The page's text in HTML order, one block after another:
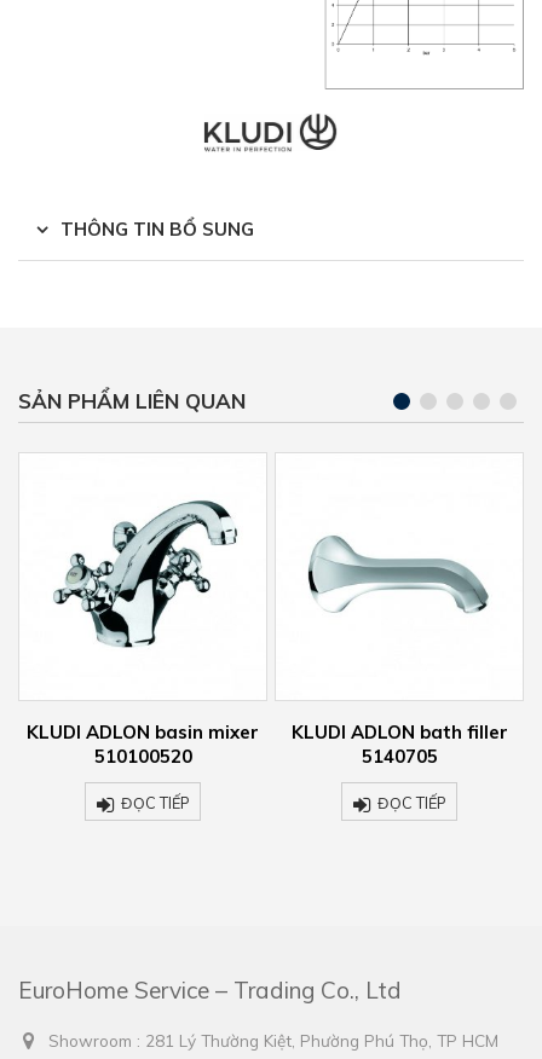
THÔNG TIN BỔ SUNG
SẢN PHẨM LIÊN QUAN
KLUDI ADLON basin mixer
510100520
ĐỌC TIẾP
KLUDI ADLON bath filler
5140705
ĐỌC TIẾP
EuroHome Service – Trading Co., Ltd
Showroom : 281 Lý Thường Kiệt, Phường Phú Thọ, TP HCM